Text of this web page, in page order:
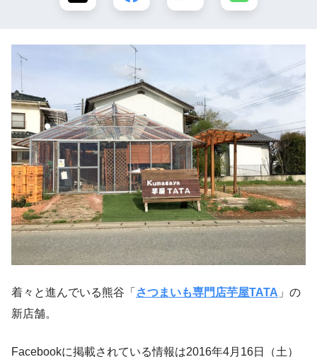
着々と進んでいる熊谷「 さつまいも専門店芋屋TATA 」の
新店舗。
Facebookに掲載されている情報は2016年4月16日（土）